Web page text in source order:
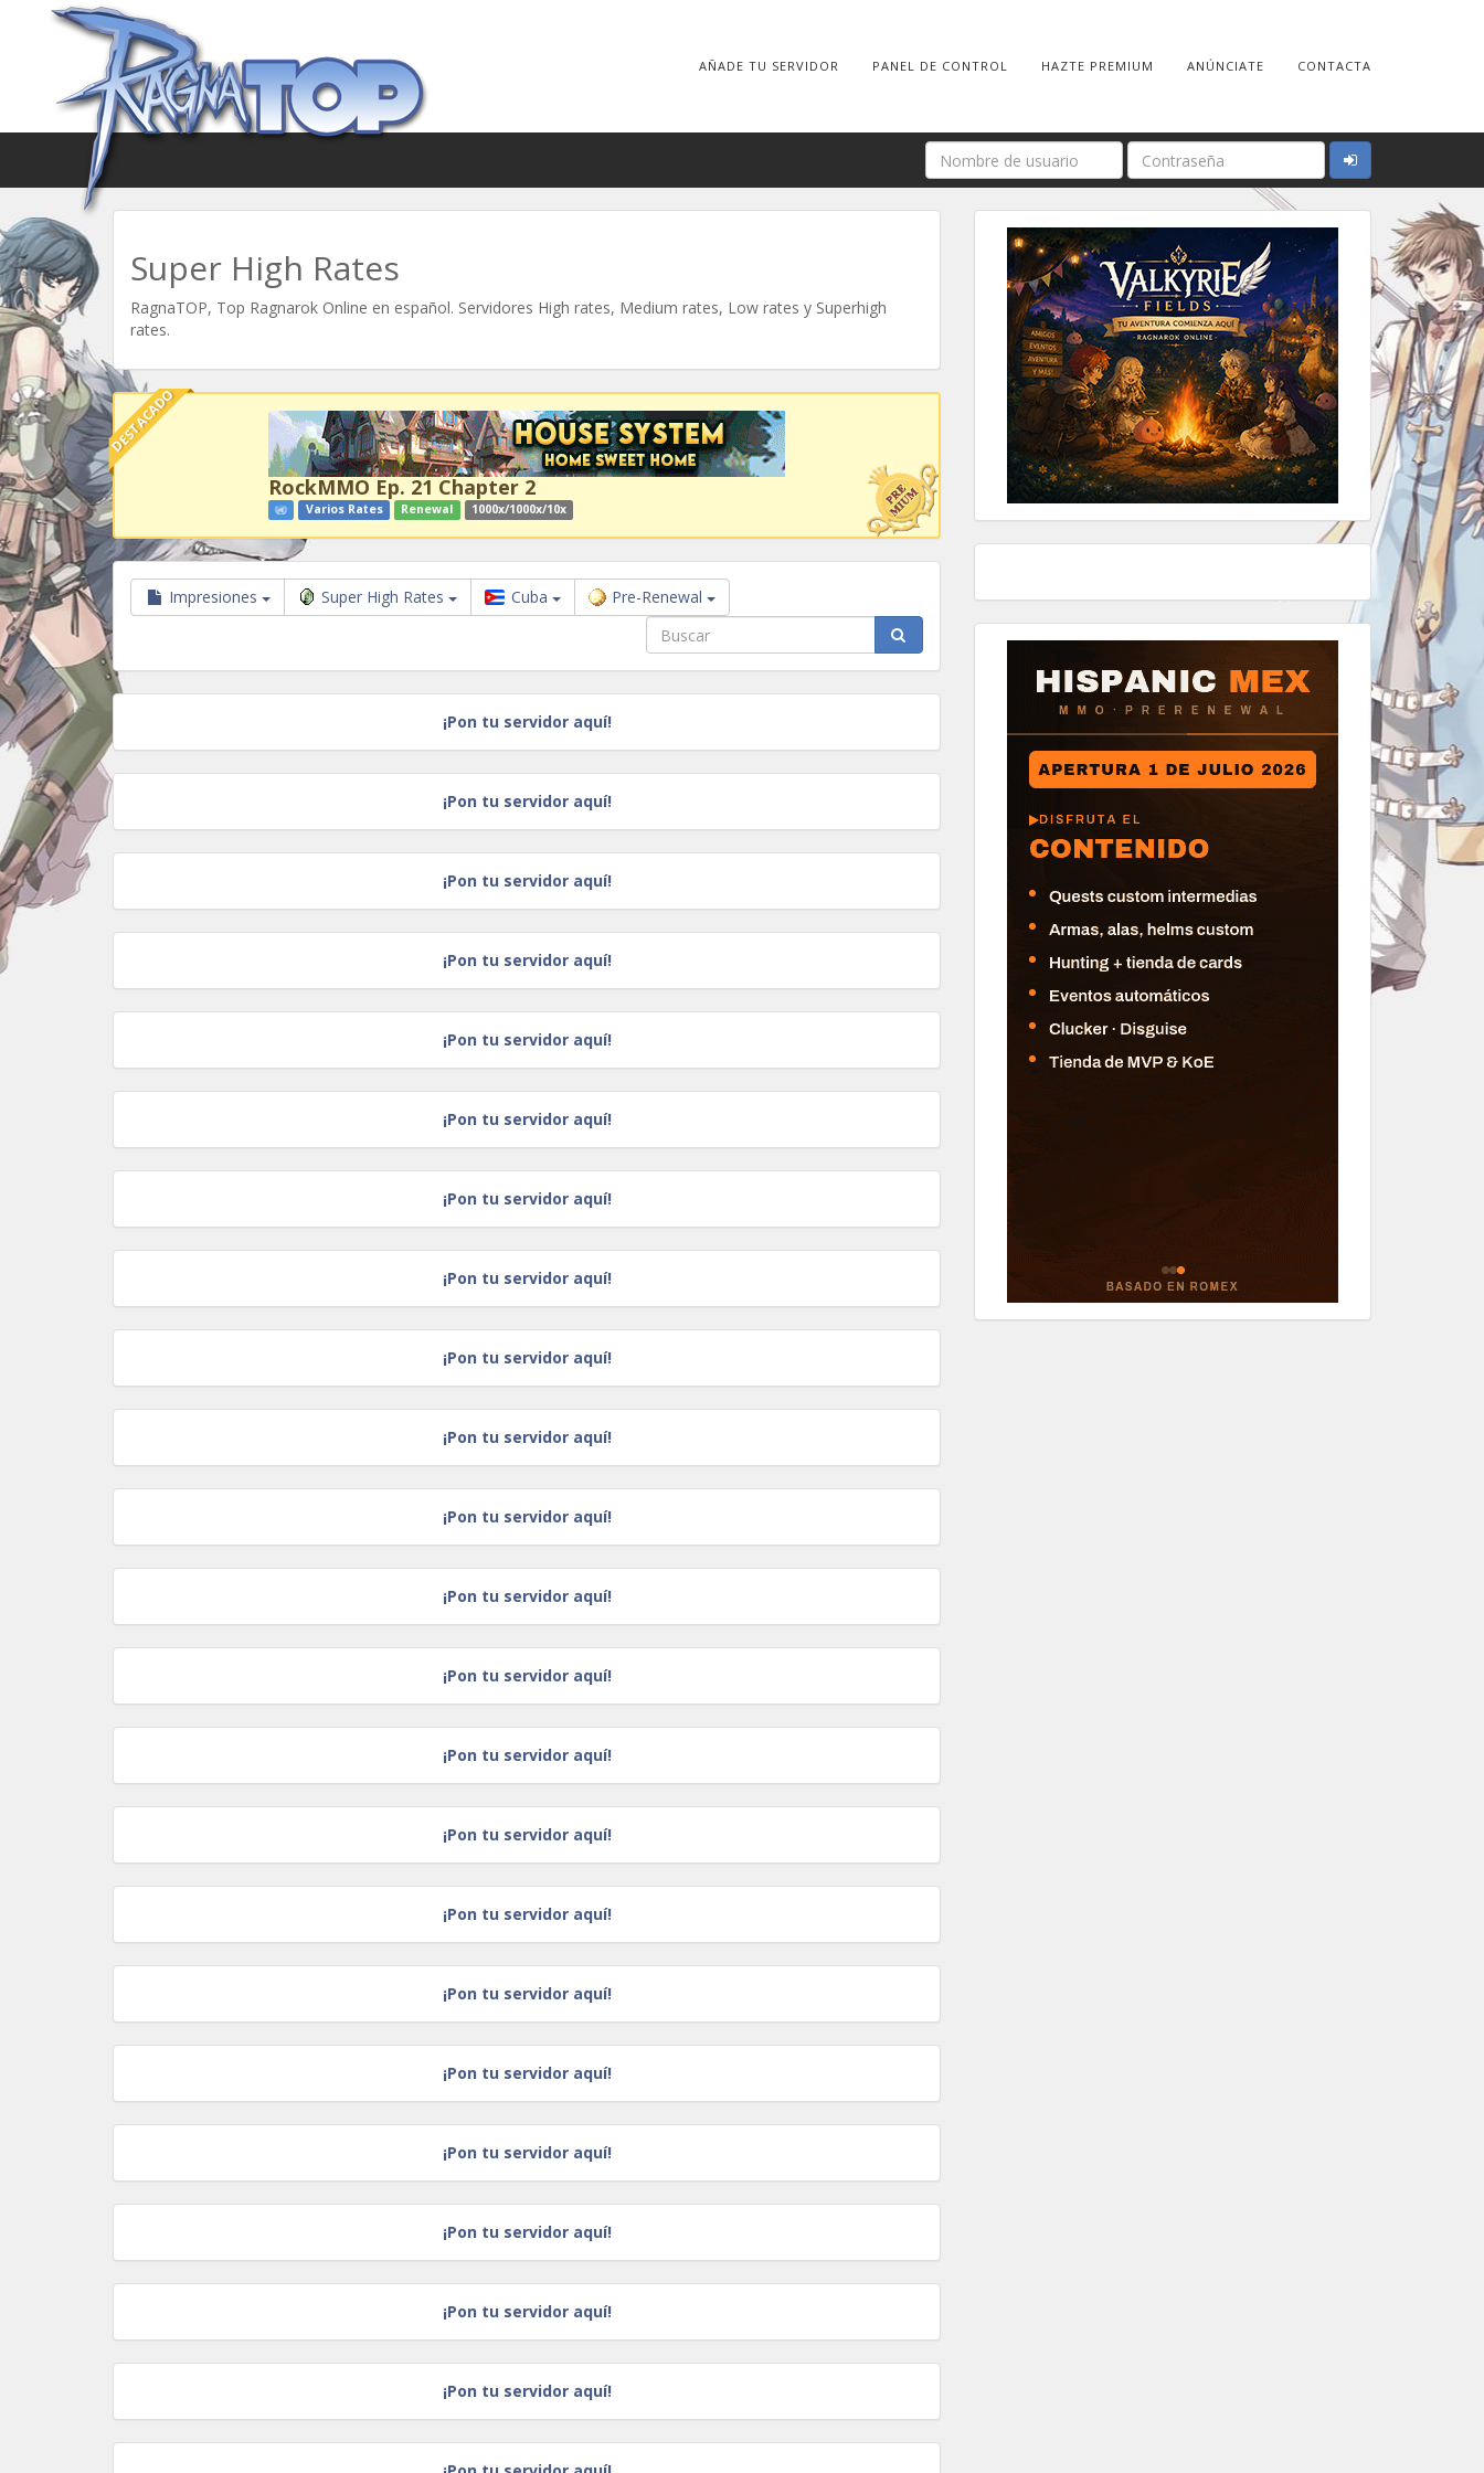
AÑADE TU SERVIDOR PANEL DE CONTROL HAZTE PREMIUM ANÚNCIATE CONTACTA
Super High Rates
RagnaTOP, Top Ragnarok Online en español. Servidores High rates, Medium rates, Low rates y Superhigh
rates.
DESTACADO
RockMMO Ep. 21 Chapter 2
Varios Rates Renewal 1000x/1000x/10x
Impresiones Super High Rates Cuba Pre-Renewal
¡Pon tu servidor aquí!
¡Pon tu servidor aquí!
¡Pon tu servidor aquí!
¡Pon tu servidor aquí!
¡Pon tu servidor aquí!
¡Pon tu servidor aquí!
¡Pon tu servidor aquí!
¡Pon tu servidor aquí!
¡Pon tu servidor aquí!
¡Pon tu servidor aquí!
¡Pon tu servidor aquí!
¡Pon tu servidor aquí!
¡Pon tu servidor aquí!
¡Pon tu servidor aquí!
¡Pon tu servidor aquí!
¡Pon tu servidor aquí!
¡Pon tu servidor aquí!
¡Pon tu servidor aquí!
¡Pon tu servidor aquí!
¡Pon tu servidor aquí!
¡Pon tu servidor aquí!
¡Pon tu servidor aquí!